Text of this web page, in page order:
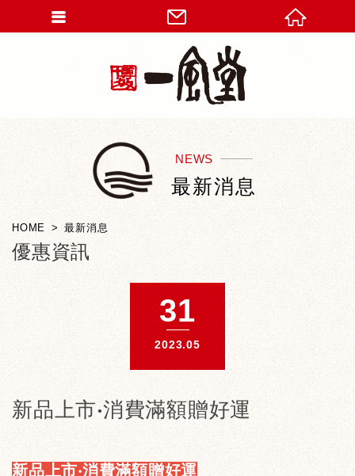
NEWS
最新消息
HOME 最新消息
優惠資訊
31
2023.05
新品上市‧消費滿額贈好運
新品上市‧消費滿額贈好運